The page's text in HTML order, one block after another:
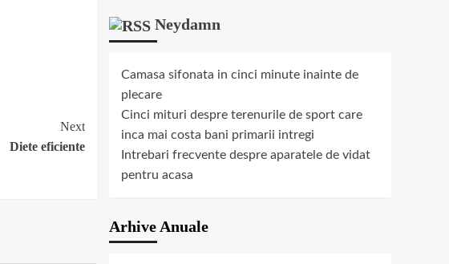
Next
Diete eficiente
Neydamn
Camasa sifonata in cinci minute inainte de
plecare
Cinci mituri despre terenurile de sport care
inca mai costa bani primarii intregi
Intrebari frecvente despre aparatele de vidat
pentru acasa
Arhive Anuale